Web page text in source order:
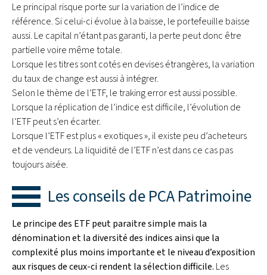
Le principal risque porte sur la variation de l’indice de
référence. Si celui-ci évolue à la baisse, le portefeuille baisse
aussi. Le capital n’étant pas garanti, la perte peut donc être
partielle voire même totale.
Lorsque les titres sont cotés en devises étrangères, la variation
du taux de change est aussi à intégrer.
Selon le thème de l’ETF, le traking error est aussi possible.
Lorsque la réplication de l’indice est difficile, l’évolution de
l’ETF peut s’en écarter.
Lorsque l’ETF est plus « exotiques », il existe peu d’acheteurs
et de vendeurs. La liquidité de l’ETF n’est dans ce cas pas
toujours aisée.
Les conseils de PCA Patrimoine
Le principe des ETF peut paraitre simple mais la
dénomination et la diversité des indices ainsi que la
complexité plus moins importante et le niveau d’exposition
aux risques de ceux-ci rendent la sélection difficile. Les